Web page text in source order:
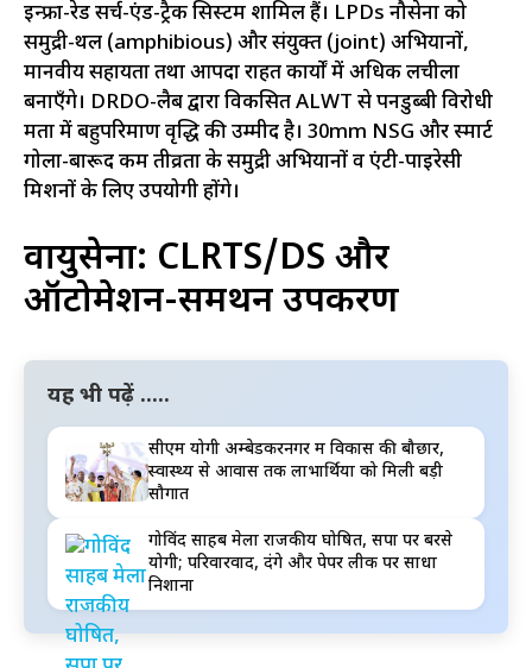
इन्फ्रा-रेड सर्च-एंड-ट्रैक सिस्टम शामिल हैं। LPDs नौसेना को
समुद्री-थल (amphibious) और संयुक्त (joint) अभियानों,
मानवीय सहायता तथा आपदा राहत कार्यों में अधिक लचीला
बनाएँगे। DRDO-लैब द्वारा विकसित ALWT से पनडुब्बी विरोधी
क्षमता में बहुपरिमाण वृद्धि की उम्मीद है। 30mm NSG और स्मार्ट
गोला-बारूद कम तीव्रता के समुद्री अभियानों व एंटी-पाइरेसी
मिशनों के लिए उपयोगी होंगे।
वायुसेना: CLRTS/DS और
ऑटोमेशन-समर्थन उपकरण
यह भी पढ़ें .....
सीएम योगी अम्बेडकरनगर में विकास की बौछार,
स्वास्थ्य से आवास तक लाभार्थियों को मिली बड़ी
सौगात
गोविंद साहब मेला राजकीय घोषित, सपा पर बरसे
योगी; परिवारवाद, दंगे और पेपर लीक पर साधा
निशाना